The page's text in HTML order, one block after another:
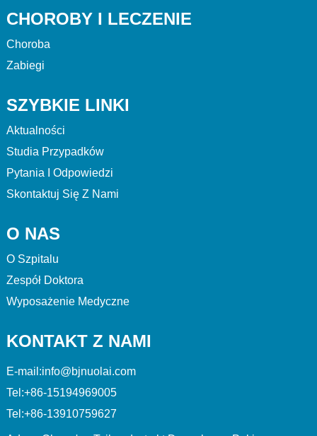
CHOROBY I LECZENIE
Choroba
Zabiegi
SZYBKIE LINKI
Aktualności
Studia Przypadków
Pytania I Odpowiedzi
Skontaktuj Się Z Nami
O NAS
O Szpitalu
Zespół Doktora
Wyposażenie Medyczne
KONTAKT Z NAMI
E-mail:info@bjnuolai.com
Tel:+86-15194969005
Tel:+86-13910759627